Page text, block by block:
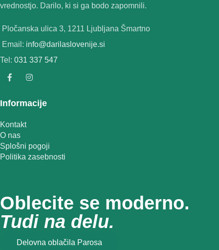
vrednostjo. Darilo, ki si ga bodo zapomnili.
Pločanska ulica 3, 1211 Ljubljana Šmartno
Email: info@darilaslovenije.si
Tel: 031 337 547
Informacije
Kontakt
O nas
Splošni pogoji
Politika zasebnosti
Oblecite se moderno.
Tudi na delu.
Delovna oblačila Parosa